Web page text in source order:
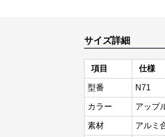
サイズ詳細
項目 仕様
型番 N71
カラー アップ
素材 アルミ